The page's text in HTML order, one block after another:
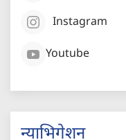
Instagram
Youtube
न्याभिगेशन